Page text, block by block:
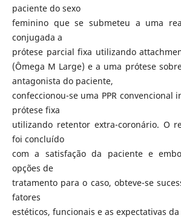
paciente do sexo
feminino que se submeteu a uma
conjugada a
prótese parcial fixa utilizando
(Ômega M Large) e a uma prótese
antagonista do paciente,
confeccionou-se uma PPR convencional
prótese fixa
utilizando retentor extra-coronário. O
foi concluído
com a satisfação da paciente e
opções de
tratamento para o caso, obteve-se
fatores
estéticos, funcionais e as expectativas